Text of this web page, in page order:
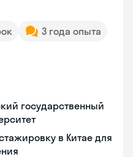
3 года опыта
государственный
в Китае для